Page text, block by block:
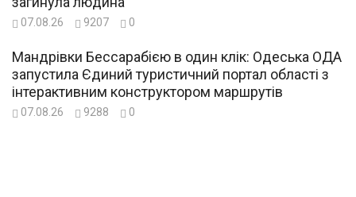
07.08.26 9207 0
Мандрівки Бессарабією в один клік: Одеська ОДА
запустила Єдиний туристичний портал області з
інтерактивним конструктором маршрутів
07.08.26 9288 0